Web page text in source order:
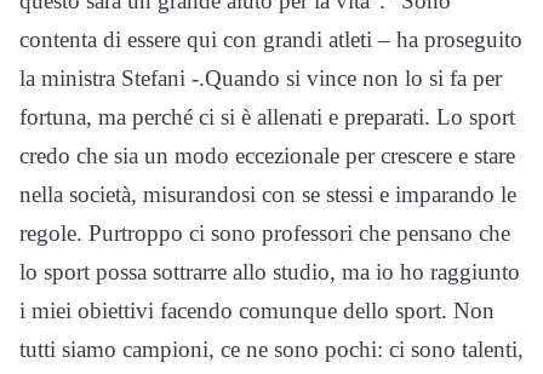
contenta di essere qui con grandi atleti – ha proseguito
la ministra Stefani -.Quando si vince non lo si fa per
fortuna, ma perché ci si è allenati e preparati. Lo sport
credo che sia un modo eccezionale per crescere e stare
nella società, misurandosi con se stessi e imparando le
regole. Purtroppo ci sono professori che pensano che
lo sport possa sottrarre allo studio, ma io ho raggiunto
i miei obiettivi facendo comunque dello sport. Non
tutti siamo campioni, ce ne sono pochi: ci sono talenti,